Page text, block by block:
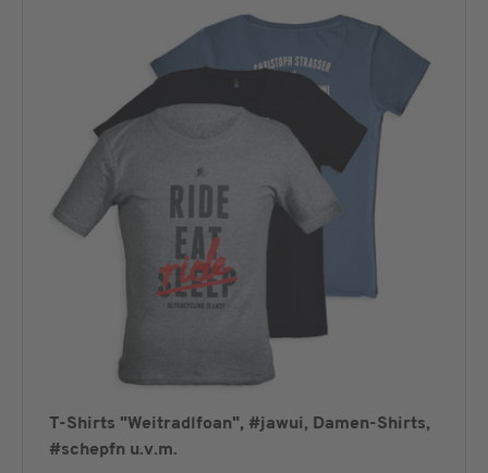
T-Shirts "Weitradlfoan", #jawui, Damen-Shirts,
#schepfn u.v.m.